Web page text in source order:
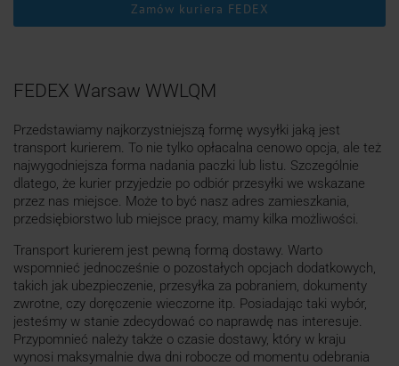
Zamów kuriera FEDEX
FEDEX Warsaw WWLQM
Przedstawiamy najkorzystniejszą formę wysyłki jaką jest
transport kurierem. To nie tylko opłacalna cenowo opcja, ale też
najwygodniejsza forma nadania paczki lub listu. Szczególnie
dlatego, że kurier przyjedzie po odbiór przesyłki we wskazane
przez nas miejsce. Może to być nasz adres zamieszkania,
przedsiębiorstwo lub miejsce pracy, mamy kilka możliwości.
Transport kurierem jest pewną formą dostawy. Warto
wspomnieć jednocześnie o pozostałych opcjach dodatkowych,
takich jak ubezpieczenie, przesyłka za pobraniem, dokumenty
zwrotne, czy doręczenie wieczorne itp. Posiadając taki wybór,
jesteśmy w stanie zdecydować co naprawdę nas interesuje.
Przypomnieć należy także o czasie dostawy, który w kraju
wynosi maksymalnie dwa dni robocze od momentu odebrania